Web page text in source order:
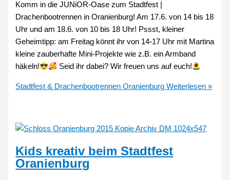
Komm in die JUNiOR-Oase zum Stadtfest |
Drachenbootrennen in Oranienburg! Am 17.6. von 14 bis 18
Uhr und am 18.6. von 10 bis 18 Uhr! Pssst, kleiner
Geheimtipp: am Freitag könnt ihr von 14-17 Uhr mit Martina
kleine zauberhafte Mini-Projekte wie z.B. ein Armband
häkeln!
Seid ihr dabei? Wir freuen uns auf euch!
Stadtfest & Drachenbootrennen Oranienburg Weiterlesen »
Kids kreativ beim Stadtfest
Oranienburg